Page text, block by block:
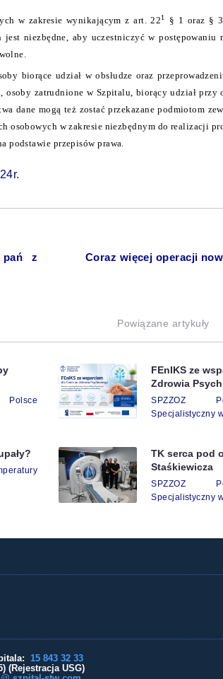
w zakresie wynikającym z art. 221
§ 1 oraz §
jest niezbędne, aby uczestniczyć w postępowaniu
biorące udział w obsłudze oraz
osoby zatrudnione w Szpitalu, biorący udział przy
dane mogą też zostać przekazane podmiotom
osobowych w zakresie niezbędnym do realizacji
podstawie przepisów prawa.
pań z
Coraz więcej operacji
Powiązane artykuły
FEnIKS ze
Zdrowia
SPZZOZ
Specjalistyczny
TK serca pod
Staśkiewicza
SPZZOZ
Specjalistyczny
15 843 32 33
(Rejestracja USG)